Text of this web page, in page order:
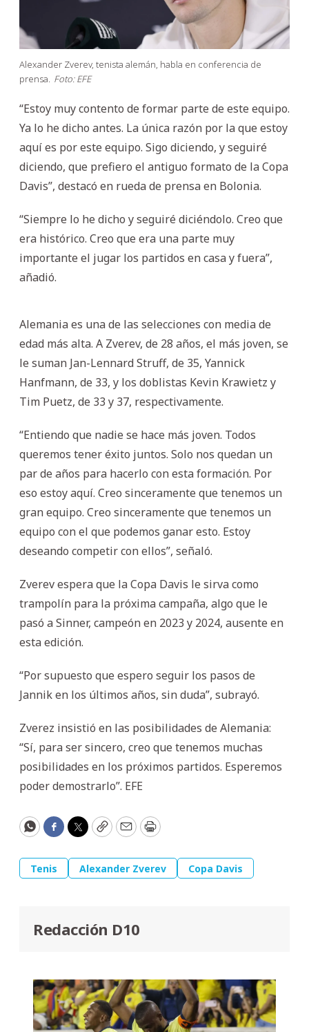
Alexander Zverev, tenista alemán, habla en conferencia de
prensa. Foto: EFE
“Estoy muy contento de formar parte de este equipo.
Ya lo he dicho antes. La única razón por la que estoy
aquí es por este equipo. Sigo diciendo, y seguiré
diciendo, que prefiero el antiguo formato de la Copa
Davis”, destacó en rueda de prensa en Bolonia.
“Siempre lo he dicho y seguiré diciéndolo. Creo que
era histórico. Creo que era una parte muy
importante el jugar los partidos en casa y fuera”,
añadió.
Alemania es una de las selecciones con media de
edad más alta. A Zverev, de 28 años, el más joven, se
le suman Jan-Lennard Struff, de 35, Yannick
Hanfmann, de 33, y los doblistas Kevin Krawietz y
Tim Puetz, de 33 y 37, respectivamente.
“Entiendo que nadie se hace más joven. Todos
queremos tener éxito juntos. Solo nos quedan un
par de años para hacerlo con esta formación. Por
eso estoy aquí. Creo sinceramente que tenemos un
gran equipo. Creo sinceramente que tenemos un
equipo con el que podemos ganar esto. Estoy
deseando competir con ellos”, señaló.
Zverev espera que la Copa Davis le sirva como
trampolín para la próxima campaña, algo que le
pasó a Sinner, campeón en 2023 y 2024, ausente en
esta edición.
“Por supuesto que espero seguir los pasos de
Jannik en los últimos años, sin duda”, subrayó.
Zverez insistió en las posibilidades de Alemania:
“Sí, para ser sincero, creo que tenemos muchas
posibilidades en los próximos partidos. Esperemos
poder demostrarlo”. EFE
WhatsApp
Facebook
Twitter
CopyEmailPrint
Tenis Alexander Zverev Copa Davis
Redacción D10